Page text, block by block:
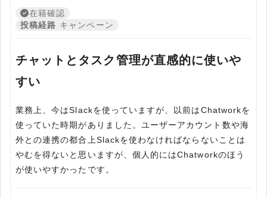
在籍確認
投稿経路 キャンペーン
チャットとタスク管理が直感的に使いや
すい
業務上、今はSlackを使っていますが、以前はChatworkを
使っていた時期がありました。ユーザーアカウント数や海
外との連携の都合上Slackを使わなければならないことは
やむを得ないと思いますが、個人的にはChatworkのほう
が使いやすかったです。